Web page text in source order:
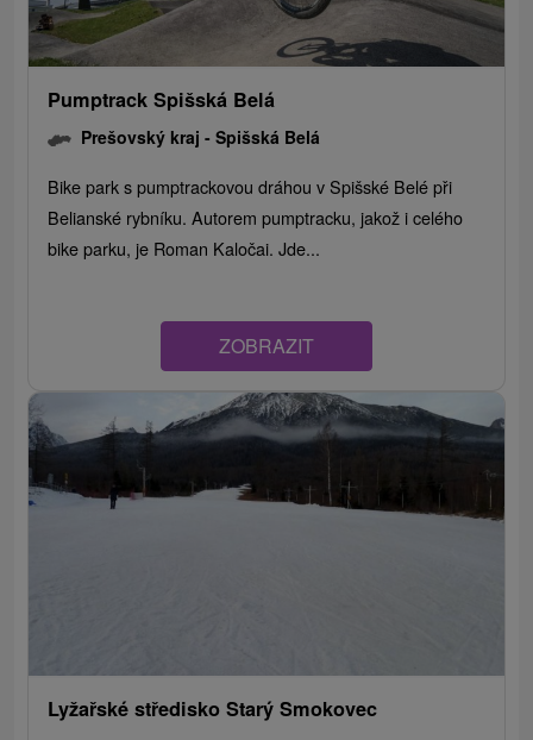
Pumptrack Spišská Belá
Prešovský kraj -Spišská Belá
Bike park s pumptrackovou dráhou v Spišské Belé při
Belianské rybníku. Autorem pumptracku, jakož i celého
bike parku, je Roman Kaločai. Jde...
ZOBRAZIT
Lyžařské středisko Starý Smokovec